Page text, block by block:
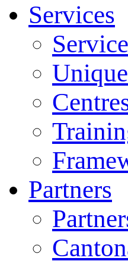
Services
Partners